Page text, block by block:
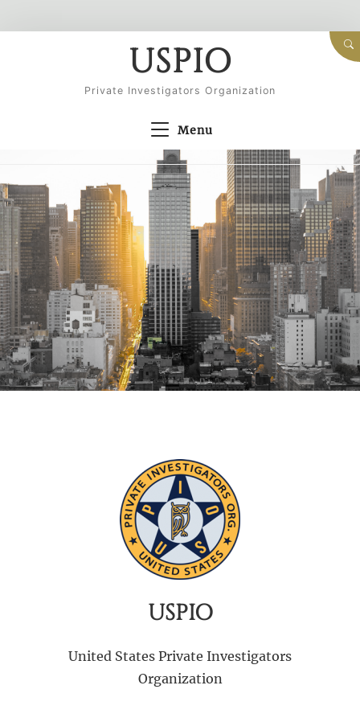
USPIO
Private Investigators Organization
Menu
USPIO
United States Private Investigators
Organization